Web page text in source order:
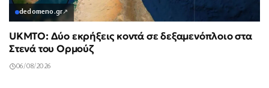
dedomeno.gr↗
UKMTO: Δύο εκρήξεις κοντά σε δεξαμενόπλοιο στα
Στενά του Ορμούζ
06/08/2026